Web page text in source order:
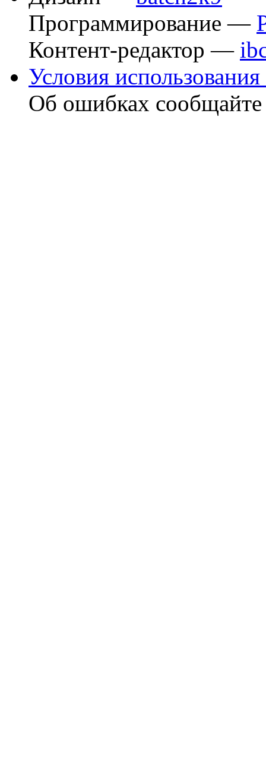
Программирование —
Контент-редактор —
Условия использования
Об ошибках